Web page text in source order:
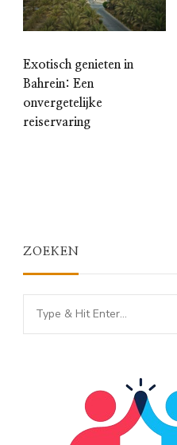
Exotisch genieten in
Bahrein: Een
onvergetelijke
reiservaring
ZOEKEN
Looking
for